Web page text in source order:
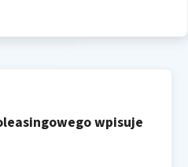
wpisuje